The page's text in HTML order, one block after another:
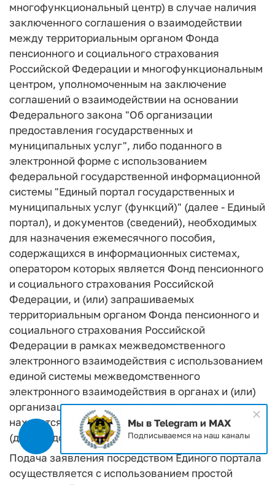
многофункциональный центр) в случае наличия
заключенного соглашения о взаимодействии
между территориальным органом Фонда
пенсионного и социального страхования
Российской Федерации и многофункциональным
центром, уполномоченным на заключение
соглашений о взаимодействии на основании
Федерального закона "Об организации
предоставления государственных и
муниципальных услуг", либо поданного в
электронной форме с использованием
федеральной государственной информационной
системы "Единый портал государственных и
муниципальных услуг (функций)" (далее - Единый
портал), и документов (сведений), необходимых
для назначения ежемесячного пособия,
содержащихся в информационных системах,
оператором которых является Фонд пенсионного
и социального страхования Российской
Федерации, и (или) запрашиваемых
территориальным органом Фонда пенсионного и
социального страхования Российской
Федерации в рамках межведомственного
электронного взаимодействия с использованием
единой системы межведомственного
электронного взаимодействия в органах и (или)
организациях, в распоряжении которых они
находятся, и (или) представляемых получателями
(далее - документы (сведения).
Подача заявления посредством Единого портала
осуществляется с использованием простой
Мы в Telegram и MAX
Подписываемся на наш каналы